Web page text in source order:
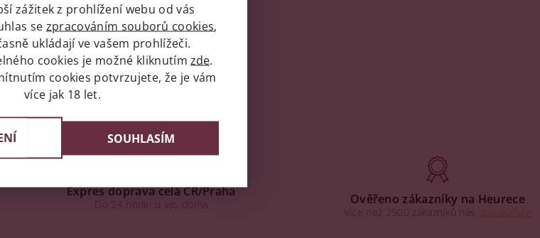
Expres doprava celá ČR/Praha
Do 24 hodin u vás doma Ověřeno zákazníky na Heurece
Více než 2500 zákazníků nás
zážitek z prohlížení webu od vás
se zpracováním souborů cookies,
ukládají ve vašem prohlížeči.
cookies je možné kliknutímzde.
cookies potvrzujete, že je vám
více jak 18 let.
SOUHLASÍM